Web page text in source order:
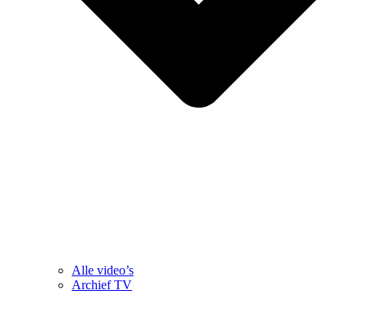
Alle video’s
Archief TV